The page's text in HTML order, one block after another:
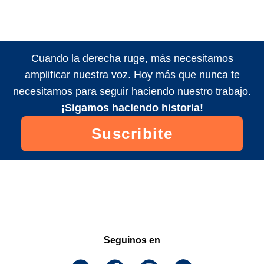
Cuando la derecha ruge, más necesitamos
amplificar nuestra voz. Hoy más que nunca te
necesitamos para seguir haciendo nuestro trabajo.
¡Sigamos haciendo historia!
Suscribite
Seguinos en